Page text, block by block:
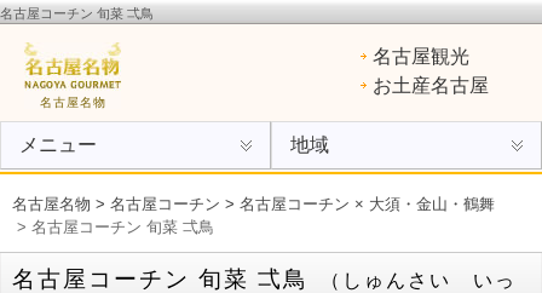
名古屋コーチン 旬菜 弌鳥
けスパ、小倉トースト、ういろう
名古屋名物
名古屋観光
お土産名古屋
メニュー 地域
名古屋名物 > 名古屋コーチン > 名古屋コーチン × 大須・金山・鶴舞
> 名古屋コーチン 旬菜 弌鳥
名古屋コーチン 旬菜 弌鳥
（しゅんさい いっ